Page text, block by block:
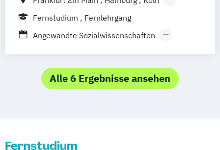
Bremen
Berlin Göttingen
Fernstudium
Fernlehrgang
Angewandte Sozialwissenschaften
Kindheits- und Jugendpädagogik
Pflegemanagement
Psychologie und Psychologische Beratung
Alle 6 Ergebnisse ansehen
Fernstudium